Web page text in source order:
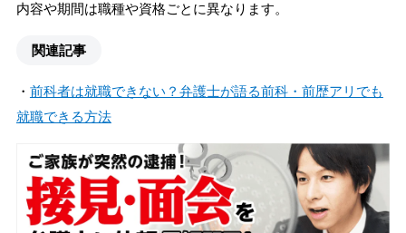
内容や期間は職種や資格ごとに異なります。
関連記事
・ 前科者は就職できない？弁護士が語る前科・前歴アリでも
就職できる方法